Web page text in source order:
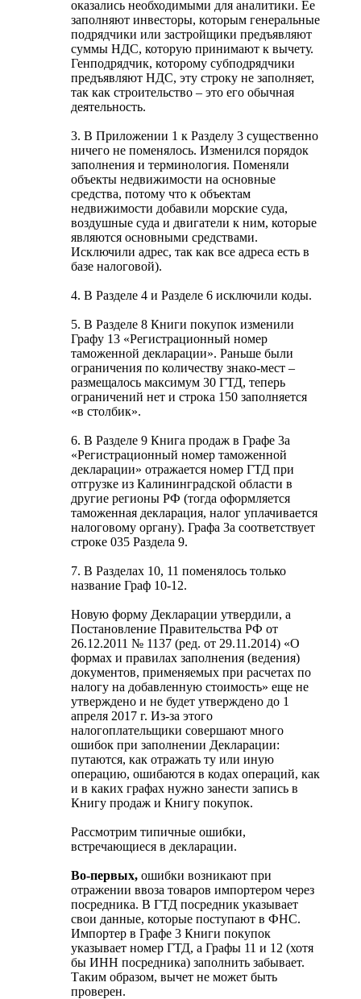
оказались необходимыми для аналитики. Ее
заполняют инвесторы, которым генеральные
подрядчики или застройщики предъявляют
суммы НДС, которую принимают к вычету.
Генподрядчик, которому субподрядчики
предъявляют НДС, эту строку не заполняет,
так как строительство – это его обычная
деятельность.
3. В Приложении 1 к Разделу 3 существенно
ничего не поменялось. Изменился порядок
заполнения и терминология. Поменяли
объекты недвижимости на основные
средства, потому что к объектам
недвижимости добавили морские суда,
воздушные суда и двигатели к ним, которые
являются основными средствами.
Исключили адрес, так как все адреса есть в
базе налоговой).
4. В Разделе 4 и Разделе 6 исключили коды.
5. В Разделе 8 Книги покупок изменили
Графу 13 «Регистрационный номер
таможенной декларации». Раньше были
ограничения по количеству знако-мест –
размещалось максимум 30 ГТД, теперь
ограничений нет и строка 150 заполняется
«в столбик».
6. В Разделе 9 Книга продаж в Графе 3а
«Регистрационный номер таможенной
декларации» отражается номер ГТД при
отгрузке из Калининградской области в
другие регионы РФ (тогда оформляется
таможенная декларация, налог уплачивается
налоговому органу). Графа 3а соответствует
строке 035 Раздела 9.
7. В Разделах 10, 11 поменялось только
название Граф 10-12.
Новую форму Декларации утвердили, а
Постановление Правительства РФ от
26.12.2011 № 1137 (ред. от 29.11.2014) «О
формах и правилах заполнения (ведения)
документов, применяемых при расчетах по
налогу на добавленную стоимость» еще не
утверждено и не будет утверждено до 1
апреля 2017 г. Из-за этого
налогоплательщики совершают много
ошибок при заполнении Декларации:
путаются, как отражать ту или иную
операцию, ошибаются в кодах операций, как
и в каких графах нужно занести запись в
Книгу продаж и Книгу покупок.
Рассмотрим типичные ошибки,
встречающиеся в декларации.
Во-первых, ошибки возникают при
отражении ввоза товаров импортером через
посредника. В ГТД посредник указывает
свои данные, которые поступают в ФНС.
Импортер в Графе 3 Книги покупок
указывает номер ГТД, а Графы 11 и 12 (хотя
бы ИНН посредника) заполнить забывает.
Таким образом, вычет не может быть
проверен.